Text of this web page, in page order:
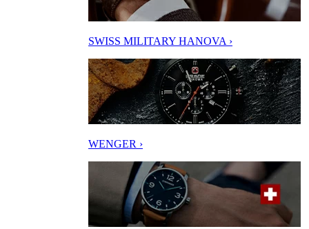
SWISS MILITARY HANOVA ›
WENGER ›